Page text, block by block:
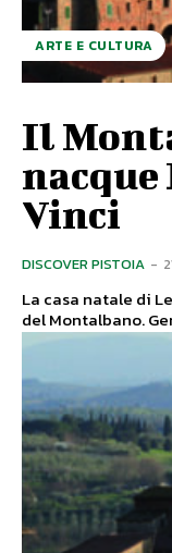
ARTE E CULTURA
Il
nacque
Vinci
DISCOVER PISTOIA -
La casa natale di
del